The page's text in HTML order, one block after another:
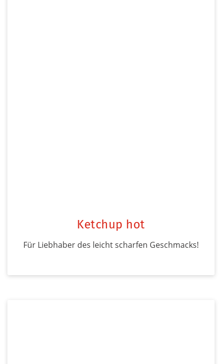
Ketchup hot
Für Liebhaber des leicht scharfen Geschmacks!